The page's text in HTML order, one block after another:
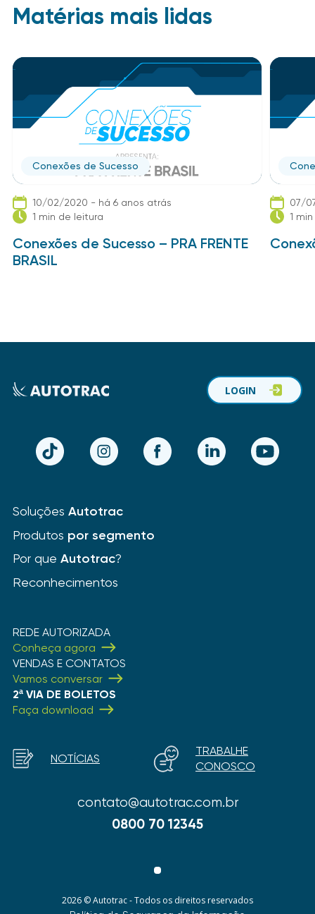
Matérias mais lidas
Conexões de Sucesso
10/02/2020 - há 6 anos atrás
1 min de leitura
Conexões de Sucesso – PRA FRENTE
BRASIL
07/
1
TikTok Instagram Facebook LinkedIn YouTube
LOGIN
Soluções Autotrac
Produtos por segmento
Por que Autotrac?
Reconhecimentos
REDE AUTORIZADA
Conheça agora
VENDAS E CONTATOS
Vamos conversar
2ª VIA DE BOLETOS
Faça download
contato@autotrac.com.br
0800 70 12345
NOTÍCIAS
TRABALHE
CONOSCO
2026 © Autotrac - Todos os direitos reservados